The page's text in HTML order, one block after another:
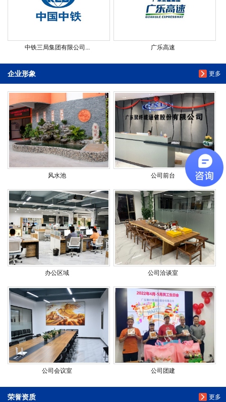
中铁三局集团有限公司... 广乐高速
更多
企业形象
风水池 公司前台
办公区域 公司洽谈室
公司会议室 公司团建
更多
荣誉资质